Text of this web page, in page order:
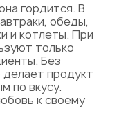
гордится. В
обеды,
и котлеты. При
только
Без
делает продукт
по вкусу.
к своему